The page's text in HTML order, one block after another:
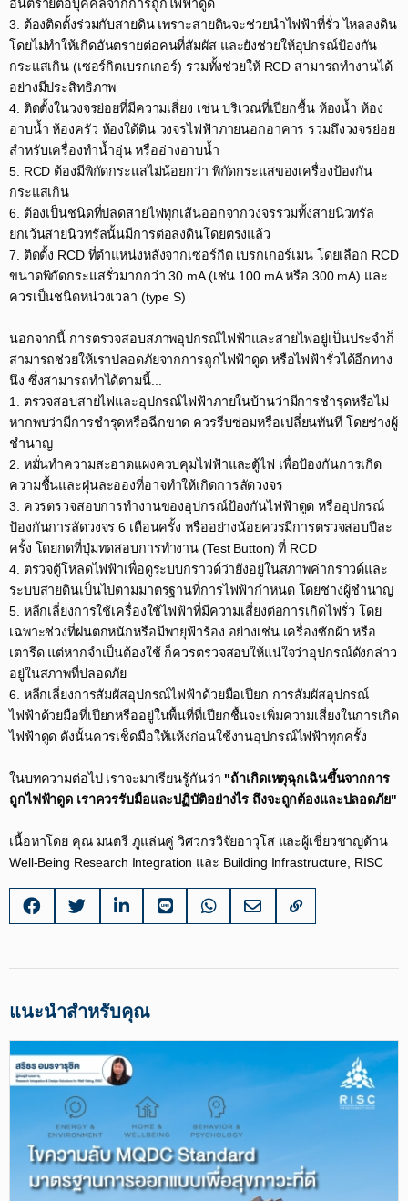
อันตรายต่อบุคคลจากการถูกไฟฟ้าดูด​
3. ต้องติดตั้งร่วมกับสายดิน เพราะสายดินจะช่วยนำไฟฟ้าที่รั่ว ไหลลงดิน
โดยไม่ทำให้เกิดอันตรายต่อคนที่สัมผัส และยังช่วยให้อุปกรณ์ป้องกัน
กระแสเกิน (เซอร์กิตเบรกเกอร์) รวมทั้งช่วยให้ RCD สามารถทำงานได้
อย่างมีประสิทธิภาพ​
4. ติดตั้งในวงจรย่อยที่มีความเสี่ยง เช่น บริเวณที่เปียกชื้น ห้องน้ำ ห้อง
อาบน้ำ ห้องครัว ห้องใต้ดิน วงจรไฟฟ้าภายนอกอาคาร รวมถึงวงจรย่อย
สำหรับเครื่องทำน้ำอุ่น หรืออ่างอาบน้ำ​
5. RCD ต้องมีพิกัดกระแสไม่น้อยกว่า พิกัดกระแสของเครื่องป้องกัน
กระแสเกิน​
6. ต้องเป็นชนิดที่ปลดสายไฟทุกเส้นออกจากวงจรรวมทั้งสายนิวทรัล
ยกเว้นสายนิวทรัลนั้นมีการต่อลงดินโดยตรงแล้ว​
7. ติดตั้ง RCD ที่ตำแหน่งหลังจากเซอร์กิต เบรกเกอร์เมน โดยเลือก RCD
ขนาดพิกัดกระแสรั่วมากกว่า 30 mA (เช่น 100 mA หรือ 300 mA) และ
ควรเป็นชนิดหน่วงเวลา (type S)​
นอกจากนี้ การตรวจสอบสภาพอุปกรณ์ไฟฟ้าและสายไฟอยู่เป็นประจำก็
สามารถช่วยให้เราปลอดภัยจากการถูกไฟฟ้าดูด หรือไฟฟ้ารั่วได้อีกทาง
นึง ซึ่งสามารถทำได้ตามนี้...​
1. ตรวจสอบสายไฟและอุปกรณ์ไฟฟ้าภายในบ้านว่ามีการชำรุดหรือไม่
หากพบว่ามีการชำรุดหรือฉีกขาด ควรรีบซ่อมหรือเปลี่ยนทันที โดยช่างผู้
ชำนาญ​
2. หมั่นทำความสะอาดแผงควบคุมไฟฟ้าและตู้ไฟ เพื่อป้องกันการเกิด
ความชื้นและฝุ่นละอองที่อาจทำให้เกิดการลัดวงจร​
3. ควรตรวจสอบการทำงานของอุปกรณ์ป้องกันไฟฟ้าดูด หรืออุปกรณ์
ป้องกันการลัดวงจร 6 เดือนครั้ง หรืออย่างน้อยควรมีการตรวจสอบปีละ
ครั้ง โดยกดที่ปุ่มทดสอบการทำงาน (Test Button) ที่ RCD​
4. ตรวจตู้โหลดไฟฟ้าเพื่อดูระบบกราวด์ว่ายังอยู่ในสภาพค่ากราวด์และ
ระบบสายดินเป็นไปตามมาตรฐานที่การไฟฟ้ากำหนด โดยช่างผู้ชำนาญ​
5. หลีกเลี่ยงการใช้เครื่องใช้ไฟฟ้าที่มีความเสี่ยงต่อการเกิดไฟรั่ว โดย
เฉพาะช่วงที่ฝนตกหนักหรือมีพายุฟ้าร้อง อย่างเช่น เครื่องซักผ้า หรือ
เตารีด แต่หากจำเป็นต้องใช้ ก็ควรตรวจสอบให้แน่ใจว่าอุปกรณ์ดังกล่าว
อยู่ในสภาพที่ปลอดภัย​
6. หลีกเลี่ยงการสัมผัสอุปกรณ์ไฟฟ้าด้วยมือเปียก การสัมผัสอุปกรณ์
ไฟฟ้าด้วยมือที่เปียกหรืออยู่ในพื้นที่ที่เปียกชื้นจะเพิ่มความเสี่ยงในการเกิด
ไฟฟ้าดูด ดังนั้นควรเช็ดมือให้แห้งก่อนใช้งานอุปกรณ์ไฟฟ้าทุกครั้ง​
​ในบทความต่อไป เราจะมาเรียนรู้กันว่า "ถ้าเกิดเหตุฉุกเฉินขึ้นจากการ
ถูกไฟฟ้าดูด เราควรรับมือและปฏิบัติอย่างไร ถึงจะถูกต้องและปลอดภัย"​
เนื้อหาโดย คุณ มนตรี ภูแล่นคู่ วิศวกรวิจัยอาวุโส และผู้เชี่ยวชาญด้าน
Well-Being Research Integration และ Building Infrastructure, RISC
แนะนำสำหรับคุณ